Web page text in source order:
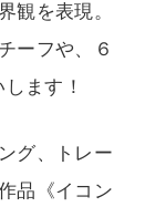
観を表現。
ーフや、６
ます！
グ、トレー
品《イコン